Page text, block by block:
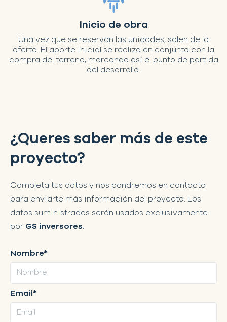
Inicio de obra
Una vez que se reservan las unidades, salen de la
oferta. El aporte inicial se realiza en conjunto con la
compra del terreno, marcando así el punto de partida
del desarrollo.
¿Queres saber más de este
proyecto?
Completa tus datos y nos pondremos en contacto
para enviarte más información del proyecto. Los
datos suministrados serán usados exclusivamente
por GS inversores.
Nombre*
Email*